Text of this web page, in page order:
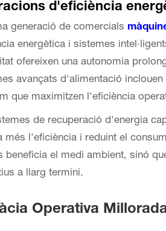
d'eficiència
generació de comercials
energètica i sistemes
ofereixen una autonomia
avançats d'alimentació
que maximitzen l'eficiència
de recuperació d'energia
més l'eficiència i reduint el
beneficia el medi ambient, sinó
a llarg termini.
Operativa